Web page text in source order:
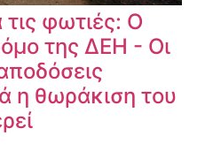
φωτιές: Ο
της ΔΕΗ - Οι
η θωράκιση του